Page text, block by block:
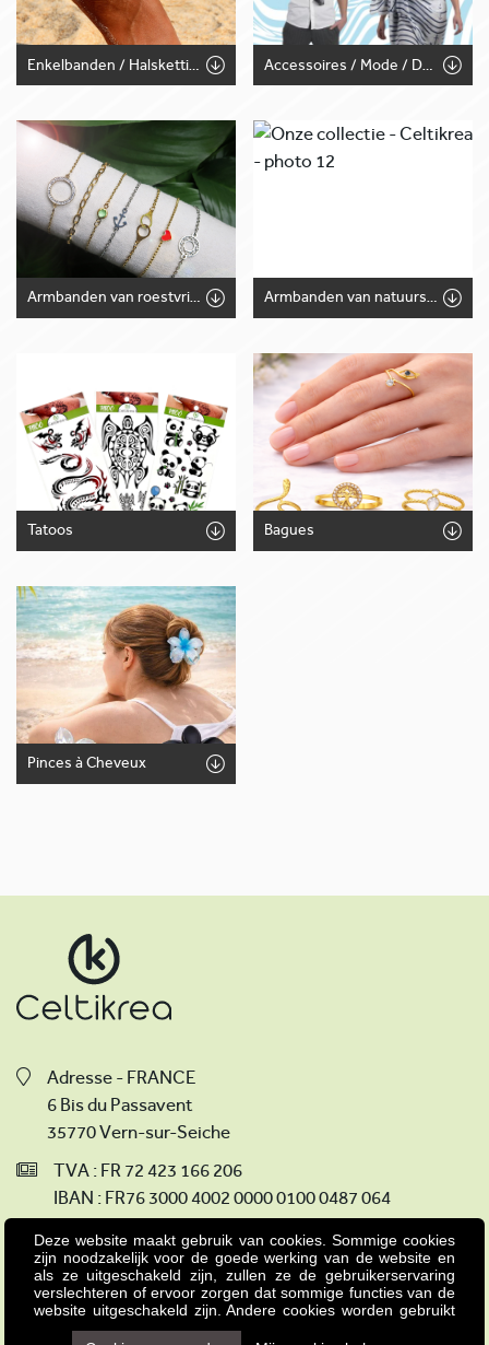
Enkelbanden / Halskettingen Accessoires / Mode / Deco
Armbanden van roestvrij staal Armbanden van natuursteen
Tatoos Bagues
Pinces à Cheveux
Adresse - FRANCE
6 Bis du Passavent
35770 Vern-sur-Seiche
TVA : FR 72 423 166 206
IBAN : FR76 3000 4002 0000 0100 0487 064
BIC : BNPAFRPPXXX
+33(0)2 23 30 19 23
info@celtikrea.fr
Deze website maakt gebruik van cookies. Sommige cookies
zijn noodzakelijk voor de goede werking van de website en
als ze uitgeschakeld zijn, zullen ze de gebruikerservaring
verslechteren of ervoor zorgen dat sommige functies van de
website uitgeschakeld zijn. Andere cookies worden gebruikt
voor analyse- of marketingdoeleinden. Cookies stellen ons in